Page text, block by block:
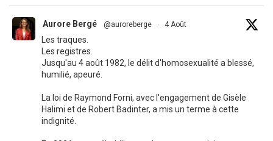
Aurore Bergé @auroreberge · 4 Août
Les traques.
Les registres.
Jusqu'au 4 août 1982, le délit d'homosexualité a blessé,
humilié, apeuré.
La loi de Raymond Forni, avec l'engagement de Gisèle
Halimi et de Robert Badinter, a mis un terme à cette
indignité.